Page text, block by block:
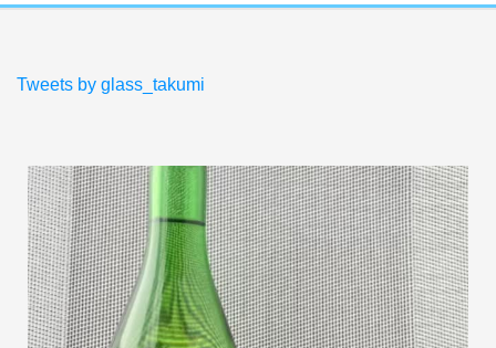
Tweets by glass_takumi